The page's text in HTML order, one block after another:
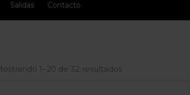
Salidas Contacto
1–20 de 32 resultados